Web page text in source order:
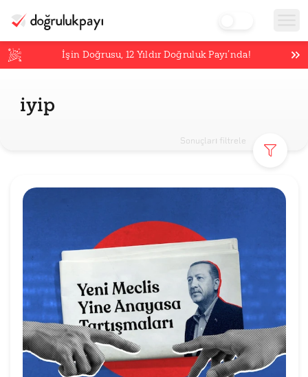
İşin Doğrusu,12 Yıldır Doğruluk Payı’nda!
iyip
Sonuçları filtrele